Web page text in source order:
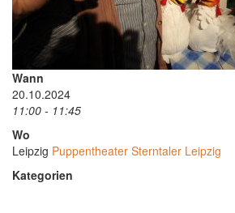
Wann
20.10.2024
11:00 - 11:45
Wo
Leipzig Puppentheater Sterntaler Leipzig
Kategorien